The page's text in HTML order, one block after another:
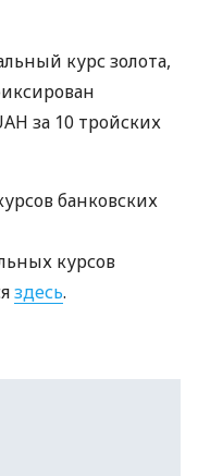
курс золота,
за 10 тройских
банковских
курсов
здесь.